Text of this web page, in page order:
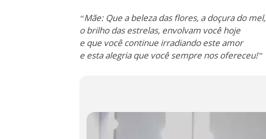
“Mãe: Que a beleza das flores, a doçura do mel,
o brilho das estrelas, envolvam você hoje
e que você continue irradiando este amor
e esta alegria que você sempre nos ofereceu!”